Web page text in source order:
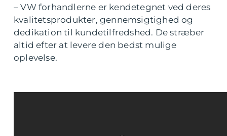
– VW forhandlerne er kendetegnet ved deres
kvalitetsprodukter, gennemsigtighed og
dedikation til kundetilfredshed. De stræber
altid efter at levere den bedst mulige
oplevelse.